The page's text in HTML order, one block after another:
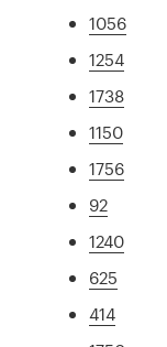
1056
1254
1738
1150
1756
92
1240
625
414